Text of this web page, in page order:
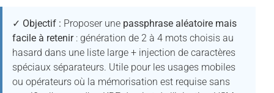
✓ Objectif : Proposer une passphrase aléatoire mais
facile à retenir: génération de 2 à 4 mots choisis au
hasard dans une liste large + injection de caractères
spéciaux séparateurs. Utile pour les usages mobiles
ou opérateurs où la mémorisation est requise sans